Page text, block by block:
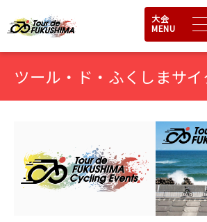
ツール・ド・ふくしまサ
大会
MENU